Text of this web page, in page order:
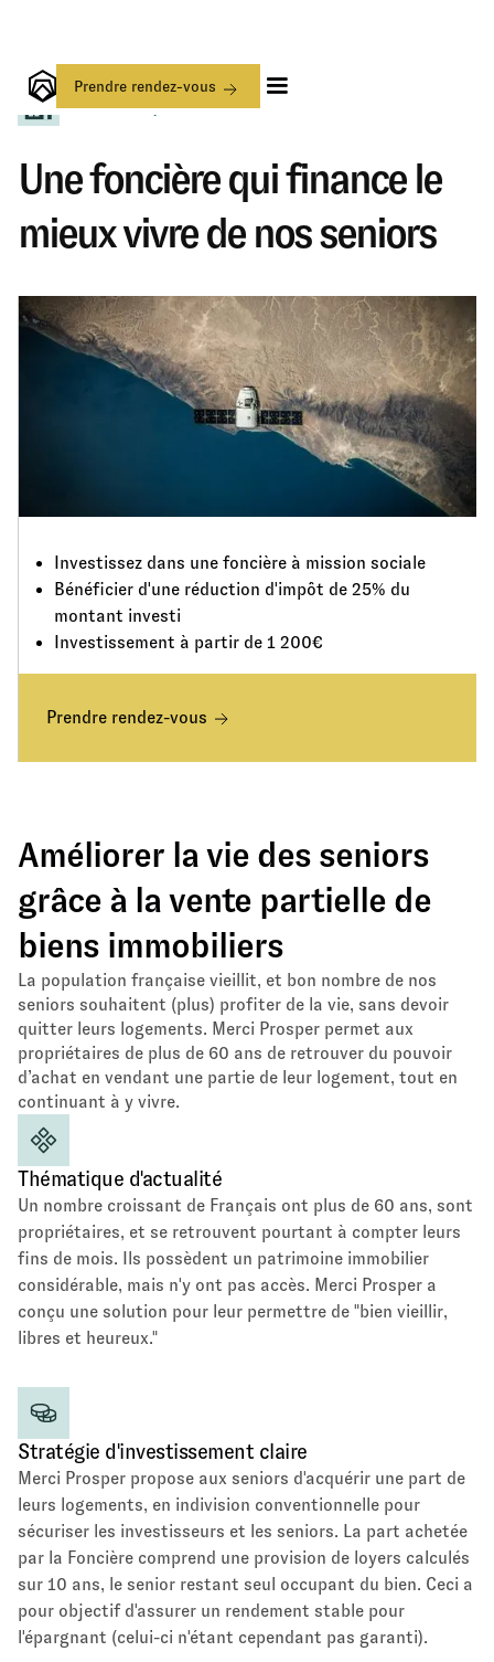
Prendre rendez-vous
Merci Prosper
Une foncière qui finance le
mieux vivre de nos seniors
Investissez dans une foncière à mission sociale
Bénéficier d'une réduction d'impôt de 25% du
montant investi
Investissement à partir de 1 200€
Prendre rendez-vous
Améliorer la vie des seniors
grâce à la vente partielle de
biens immobiliers
La population française vieillit, et bon nombre de nos
seniors souhaitent (plus) profiter de la vie, sans devoir
quitter leurs logements. Merci Prosper permet aux
propriétaires de plus de 60 ans de retrouver du pouvoir
d’achat en vendant une partie de leur logement, tout en
continuant à y vivre.
Thématique d'actualité
Un nombre croissant de Français ont plus de 60 ans, sont
propriétaires, et se retrouvent pourtant à compter leurs
fins de mois. Ils possèdent un patrimoine immobilier
considérable, mais n'y ont pas accès. Merci Prosper a
conçu une solution pour leur permettre de "bien vieillir,
libres et heureux."
Stratégie d'investissement claire
Merci Prosper propose aux seniors d'acquérir une part de
leurs logements, en indivision conventionnelle pour
sécuriser les investisseurs et les seniors. La part achetée
par la Foncière comprend une provision de loyers calculés
sur 10 ans, le senior restant seul occupant du bien. Ceci a
pour objectif d'assurer un rendement stable pour
l'épargnant (celui-ci n'étant cependant pas garanti).